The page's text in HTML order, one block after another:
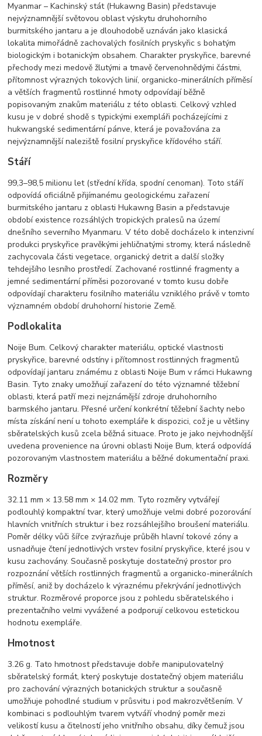
Myanmar – Kachinský stát (Hukawng Basin) představuje
nejvýznamnější světovou oblast výskytu druhohorního
burmitského jantaru a je dlouhodobě uznáván jako klasická
lokalita mimořádně zachovalých fosilních pryskyřic s bohatým
biologickým i botanickým obsahem. Charakter pryskyřice, barevné
přechody mezi medově žlutými a tmavě červenohnědými částmi,
přítomnost výrazných tokových linií, organicko-minerálních příměsí
a větších fragmentů rostlinné hmoty odpovídají běžně
popisovaným znakům materiálu z této oblasti. Celkový vzhled
kusu je v dobré shodě s typickými exempláři pocházejícími z
hukwangské sedimentární pánve, která je považována za
nejvýznamnější naleziště fosilní pryskyřice křídového stáří.
Stáří
99,3–98,5 milionu let (střední křída, spodní cenoman). Toto stáří
odpovídá oficiálně přijímanému geologickému zařazení
burmitského jantaru z oblasti Hukawng Basin a představuje
období existence rozsáhlých tropických pralesů na území
dnešního severního Myanmaru. V této době docházelo k intenzivní
produkci pryskyřice pravěkými jehličnatými stromy, která následně
zachycovala části vegetace, organický detrit a další složky
tehdejšího lesního prostředí. Zachované rostlinné fragmenty a
jemné sedimentární příměsi pozorované v tomto kusu dobře
odpovídají charakteru fosilního materiálu vzniklého právě v tomto
významném období druhohorní historie Země.
Podlokalita
Noije Bum. Celkový charakter materiálu, optické vlastnosti
pryskyřice, barevné odstíny i přítomnost rostlinných fragmentů
odpovídají jantaru známému z oblasti Noije Bum v rámci Hukawng
Basin. Tyto znaky umožňují zařazení do této významné těžební
oblasti, která patří mezi nejznámější zdroje druhohorního
barmského jantaru. Přesné určení konkrétní těžební šachty nebo
místa získání není u tohoto exempláře k dispozici, což je u většiny
sběratelských kusů zcela běžná situace. Proto je jako nejvhodnější
uvedena provenience na úrovni oblasti Noije Bum, která odpovídá
pozorovaným vlastnostem materiálu a běžné dokumentační praxi.
Rozměry
32.11 mm × 13.58 mm × 14.02 mm. Tyto rozměry vytvářejí
podlouhlý kompaktní tvar, který umožňuje velmi dobré pozorování
hlavních vnitřních struktur i bez rozsáhlejšího broušení materiálu.
Poměr délky vůči šířce zvýrazňuje průběh hlavní tokové zóny a
usnadňuje čtení jednotlivých vrstev fosilní pryskyřice, které jsou v
kusu zachovány. Současně poskytuje dostatečný prostor pro
rozpoznání větších rostlinných fragmentů a organicko-minerálních
příměsí, aniž by docházelo k výraznému překrývání jednotlivých
struktur. Rozměrové proporce jsou z pohledu sběratelského i
prezentačního velmi vyvážené a podporují celkovou estetickou
hodnotu exempláře.
Hmotnost
3.26 g. Tato hmotnost představuje dobře manipulovatelný
sběratelský formát, který poskytuje dostatečný objem materiálu
pro zachování výrazných botanických struktur a současně
umožňuje pohodlné studium v průsvitu i pod makrozvětšením. V
kombinaci s podlouhlým tvarem vytváří vhodný poměr mezi
velikostí kusu a čitelností jeho vnitřního obsahu, díky čemuž jsou